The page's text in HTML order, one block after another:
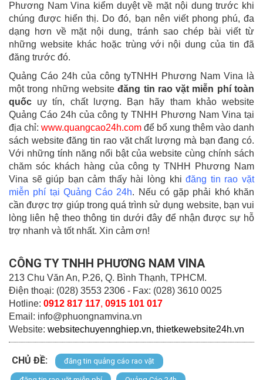
Phương Nam Vina kiểm duyệt về mặt nội dung trước khi
chúng được hiển thị. Do đó, bạn nên viết phong phú, đa
dạng hơn về mặt nội dung, tránh sao chép bài viết từ
những website khác hoặc trùng với nội dung của tin đã
đăng trước đó.
Quảng Cáo 24h của công tyTNHH Phương Nam Vina là
một trong những websiteđăng tin rao vặt miễn phí toàn
quốc uy tín, chất lượng. Bạn hãy tham khảo website
Quảng Cáo 24h của công ty TNHH Phương Nam Vina tại
địa chỉ: www.quangcao24h.com để bổ xung thêm vào danh
sách website đăng tin rao vặt chất lượng mà bạn đang có.
Với những tính năng nổi bật của website cùng chính sách
chăm sóc khách hàng của công ty TNHH Phương Nam
Vina sẽ giúp bạn cảm thấy hài lòng khiđăng tin rao vặt
miễn phí tại Quảng Cáo 24h. Nếu có gặp phải khó khăn
cần được trợ giúp trong quá trình sử dụng website, bạn vui
lòng liên hệ theo thông tin dưới đây để nhận được sự hỗ
trợ nhanh và tốt nhất. Xin cảm ơn!
CÔNG TY TNHH PHƯƠNG NAM VINA
213 Chu Văn An, P.26, Q. Bình Thạnh, TPHCM.
Điện thoại: (028) 3553 2306 - Fax: (028) 3610 0025
Hotline: 0912 817 117, 0915 101 017
Email: info@phuongnamvina.vn
Website: websitechuyennghiep.vn, thietkewebsite24h.vn
CHỦ ĐỀ: đăng tin quảng cáo rao vặt